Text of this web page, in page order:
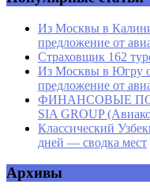
Из Москвы в
предложение от
Страховщик 162
Из Москвы в Югру
предложение от
ФИНАНСОВЫЕ
SIA GROUP
Классический
дней — сводка мест
Архивы